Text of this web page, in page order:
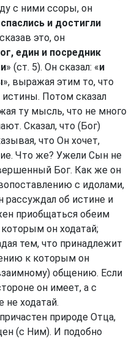
с ними ссоры, он
и достигли
это, он
един и посредник
» (ст. 5). Он сказал: «и
», выражая этим то, что
истины. Потом сказал
ту мысль, что не много
Сказал, что (Бог)
что Он хочет,
Что же? Ужели Сын не
Бог. Как же он
с идолами,
рассуждал об истине и
приобщаться обеим
он ходатай;
тем, что принадлежит
к которым он
общению. Если
он имеет, а с
не ходатай.
природе Отца,
(с Ним). И подобно